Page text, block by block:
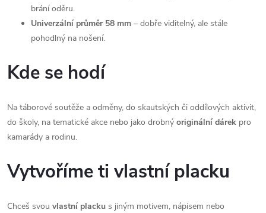
brání oděru.
Univerzální průměr 58 mm – dobře viditelný, ale stále
pohodlný na nošení.
Kde se hodí
Na táborové soutěže a odměny, do skautských či oddílových aktivit,
do školy, na tematické akce nebo jako drobný originální dárek pro
kamarády a rodinu.
Vytvoříme ti vlastní placku
Chceš svou vlastní placku s jiným motivem, nápisem nebo